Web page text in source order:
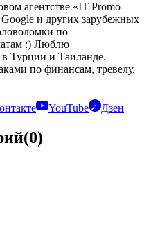
агентстве «IT Promo
Google и других зарубежных
по
:) Люблю
в Турции и Таиланде.
по финансам, тревелу.
YouTube Дзен
(0)